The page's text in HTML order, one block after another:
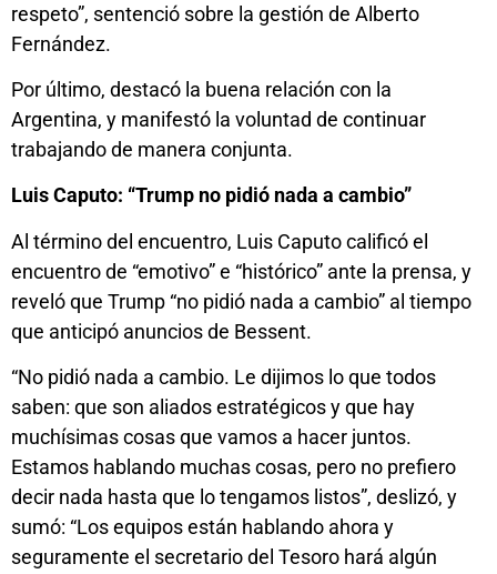
respeto”, sentenció sobre la gestión de Alberto
Fernández.
Por último, destacó la buena relación con la
Argentina, y manifestó la voluntad de continuar
trabajando de manera conjunta.
Luis Caputo: “Trump no pidió nada a cambio”
Al término del encuentro, Luis Caputo calificó el
encuentro de “emotivo” e “histórico” ante la prensa, y
reveló que Trump “no pidió nada a cambio” al tiempo
que anticipó anuncios de Bessent.
“No pidió nada a cambio. Le dijimos lo que todos
saben: que son aliados estratégicos y que hay
muchísimas cosas que vamos a hacer juntos.
Estamos hablando muchas cosas, pero no prefiero
decir nada hasta que lo tengamos listos”, deslizó, y
sumó: “Los equipos están hablando ahora y
seguramente el secretario del Tesoro hará algún